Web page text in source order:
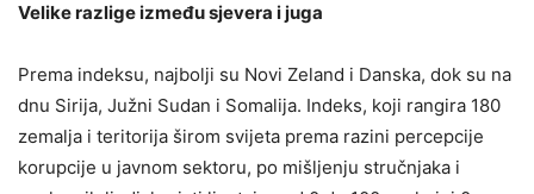
Velike razlige između sjevera i juga
Prema indeksu, najbolji su Novi Zeland i Danska, dok su na
dnu Sirija, Južni Sudan i Somalija. Indeks, koji rangira 180
zemalja i teritorija širom svijeta prema razini percepcije
korupcije u javnom sektoru, po mišljenju stručnjaka i